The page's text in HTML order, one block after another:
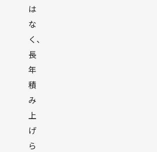
は
な
く、
長
年
積
み
上
げ
ら